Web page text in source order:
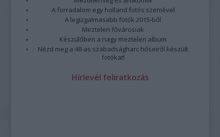
A forradalom egy holland fotós szemével
A legizgalmasabb fotók 2015-ből
Meztelen fővárosiak
Készülőben a nagy meztelen album
Nézd meg a 48-as szabadságharc hőseiről készült
fotókat!
Hírlevél feliratkozás